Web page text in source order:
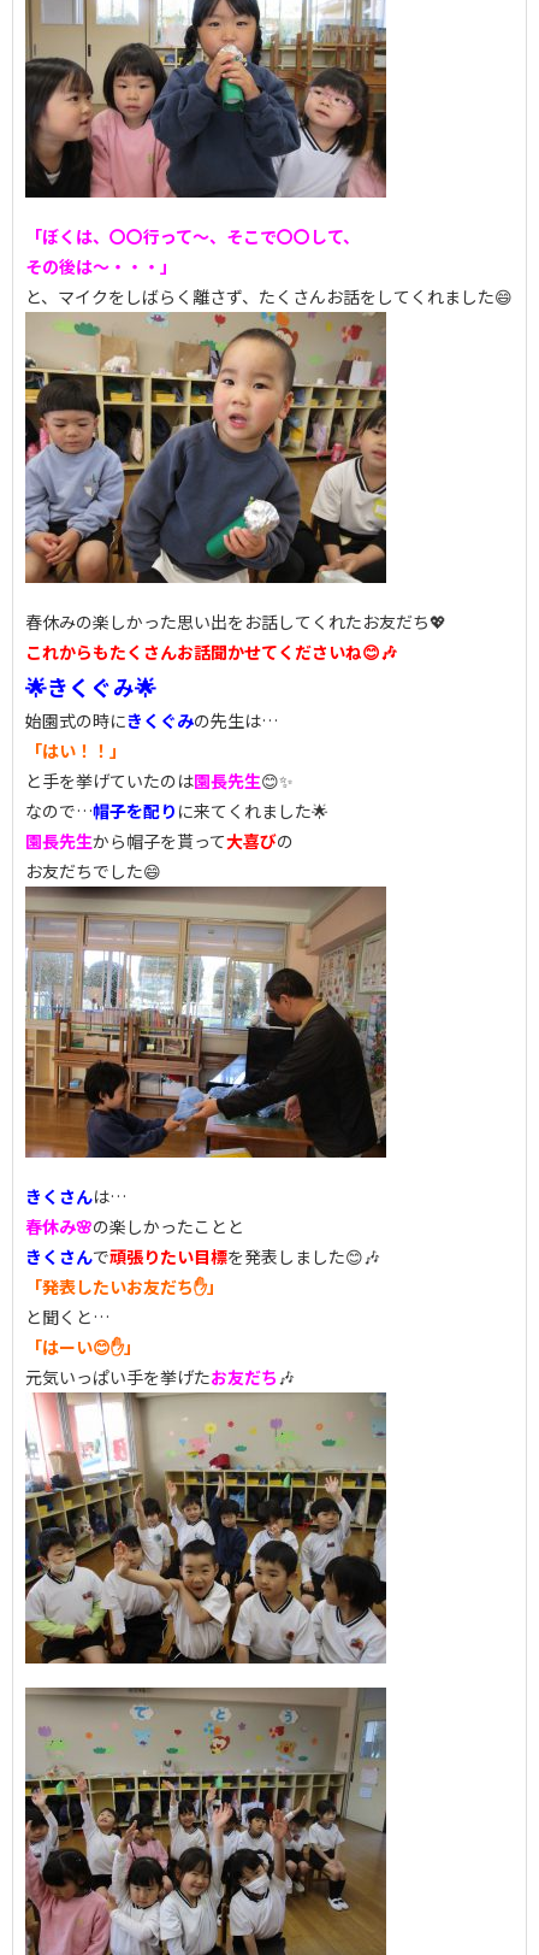
「ぼくは、〇〇行って～、そこで〇〇して、
その後は～・・・」
と、マイクをしばらく離さず、たくさんお話をしてくれました😄
春休みの楽しかった思い出をお話してくれたお友だち💖
これからもたくさんお話聞かせてくださいね😊🎶
🌟きくぐみ🌟
始園式の時にきくぐみの先生は…
「はい！！」
と手を挙げていたのは園長先生😊✨
なので…帽子を配り に来てくれました🌟
園長先生から帽子を貰って大喜びの
お友だちでした😄
きくさんは…
春休み🌸の楽しかったことと
きくさんで頑張りたい目標を発表しました😊🎶
「発表したいお友だち✋」
と聞くと…
「はーい😊✋」
元気いっぱい手を挙げたお友だち🎶